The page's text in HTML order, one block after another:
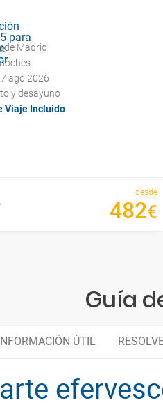
Madrid
ago 2026
y desayuno
Viaje Incluido
desde
482€
Guía
ÚTIL
Maestros
Organiza tu viaje